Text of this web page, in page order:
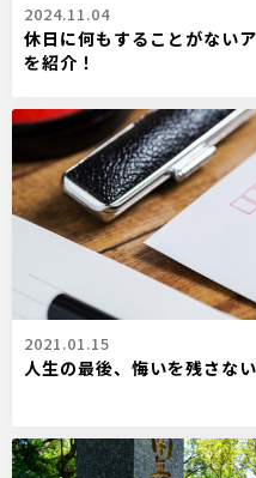
2024.11.04
休日に何もすることがない
を紹介！
2021.01.15
人生の最後、悔いを残さな